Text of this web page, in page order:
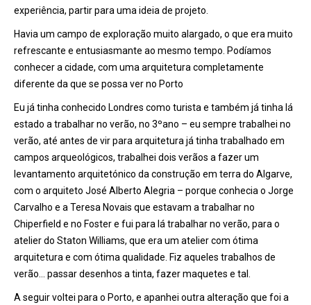
experiência, partir para uma ideia de projeto.
Havia um campo de exploração muito alargado, o que era muito
refrescante e entusiasmante ao mesmo tempo. Podíamos
conhecer a cidade, com uma arquitetura completamente
diferente da que se possa ver no Porto
Eu já tinha conhecido Londres como turista e também já tinha lá
estado a trabalhar no verão, no 3ºano – eu sempre trabalhei no
verão, até antes de vir para arquitetura já tinha trabalhado em
campos arqueológicos, trabalhei dois verãos a fazer um
levantamento arquitetónico da construção em terra do Algarve,
com o arquiteto José Alberto Alegria – porque conhecia o Jorge
Carvalho e a Teresa Novais que estavam a trabalhar no
Chiperfield e no Foster e fui para lá trabalhar no verão, para o
atelier do Staton Williams, que era um atelier com ótima
arquitetura e com ótima qualidade. Fiz aqueles trabalhos de
verão… passar desenhos a tinta, fazer maquetes e tal.
A seguir voltei para o Porto, e apanhei outra alteração que foi a